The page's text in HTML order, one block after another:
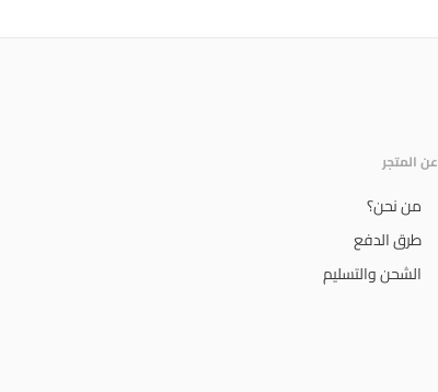
عن المتجر
من نحن؟
طرق الدفع
الشحن والتسليم